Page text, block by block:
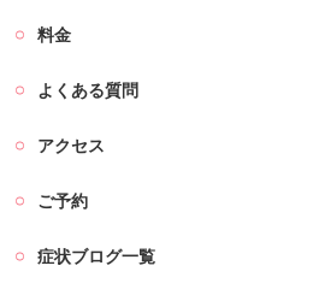
料金
よくある質問
アクセス
ご予約
症状ブログ一覧